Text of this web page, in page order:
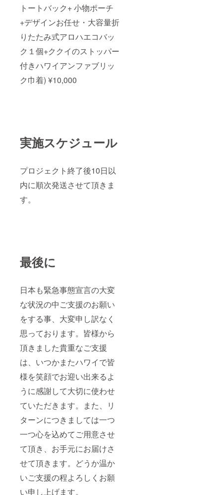
トートバック+ 小物ポーチ
+デザインお任せ・大容量折
りたたみ式アロハエコバッ
ク１個+ククイのストッパー
付きハワイアンファブリッ
ク巾着) ¥10,000
実施スケジュール
プロジェクト終了後10日以
内に順次発送させて頂きま
す。
最後に
日本も緊急事態宣言の大変
な状況の中ご支援のお願い
をする事、大変申し訳なく
思っております。皆様から
頂きました貴重なご支援
は、いつかまたハワイで皆
様を笑顔でお迎い出来るよ
うに感謝して大切に使わせ
ていただきます。また、リ
ターンにつきましては一つ
一つ心を込めてご用意させ
て頂き、お手元にお届けさ
せて頂きます。どうか温か
いご支援の程よろしくお願
い申し上げます。